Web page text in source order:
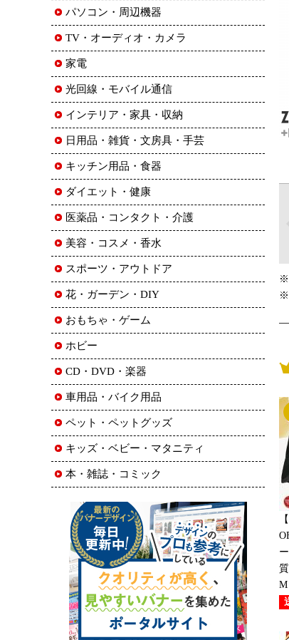
パソコン・周辺機器
TV・オーディオ・カメラ
家電
光回線・モバイル通信
インテリア・家具・収納
日用品・雑貨・文房具・手芸
キッチン用品・食器
ダイエット・健康
医薬品・コンタクト・介護
美容・コスメ・香水
スポーツ・アウトドア
花・ガーデン・DIY
おもちゃ・ゲーム
ホビー
CD・DVD・楽器
車用品・バイク用品
ペット・ペットグッズ
キッズ・ベビー・マタニティ
本・雑誌・コミック